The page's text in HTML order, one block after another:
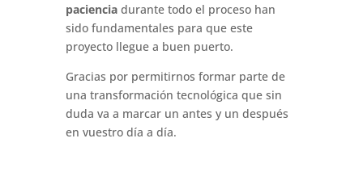
pacienciadurante todo el proceso han
sido fundamentales para que este
proyecto llegue a buen puerto.
Gracias por permitirnos formar parte de
una transformación tecnológica que sin
duda va a marcar un antes y un después
en vuestro día a día.